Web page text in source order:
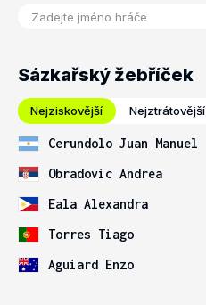
Sázkařský žebříček
Nejziskovější Nejztrátovější
Cerundolo Juan Manuel
Obradovic Andrea
Eala Alexandra
Torres Tiago
Aguiard Enzo